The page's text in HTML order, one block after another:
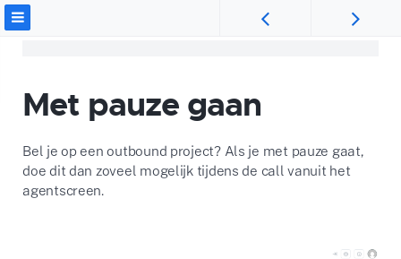
Met pauze gaan
Bel je op een outbound project? Als je met pauze gaat,
doe dit dan zoveel mogelijk tijdens de call vanuit het
agentscreen.